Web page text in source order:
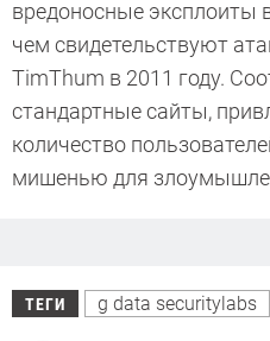
вредоносные эксплоиты
чем свидетельствуют
TimThum в 2011 году.
стандартные сайты,
количество
мишенью для
ТЕГИ g data securitylabs